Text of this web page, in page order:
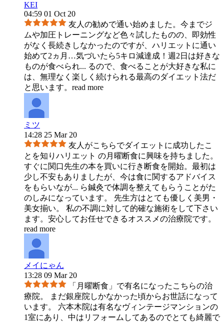
KEI
04:59 01 Oct 20
友人の勧めで通い始めました。今までジ
ムや加圧トレーニングなど色々試したものの、即効性
がなく長続きしなかったのですが、ハリエットに通い
始めて2ヵ月…気づいたら5キロ減達成！週2日は好きな
ものが食べられ... るので、食べることが大好きな私に
は、無理なく楽しく続けられる最高のダイエット法だ
と思います。 read more
ミツ
14:28 25 Mar 20
友人がこちらでダイエットに成功したこ
とを知りハリエット の月曜断食に興味を持ちました。
すぐに関口先生の本を買いに行き断食を開始。最初は
少し不安もありましたが、今は食に関するアドバイス
をもらいなが... ら鍼灸で体調を整えてもらうことがた
のしみになっています。 先生方はとても優しく美男・
美女揃い。 私の不調に対して的確な施術をして下さい
ます。安心してお任せできるオススメの治療院です。
read more
メイにゃん
13:28 09 Mar 20
「月曜断食」で有名になったこちらの治
療院。 まだ銀座院しかなかった頃からお世話になって
います。 六本木院は有名なヴィンテージマンションの
1室にあり、中はリフォームしてあるのでとても綺麗で